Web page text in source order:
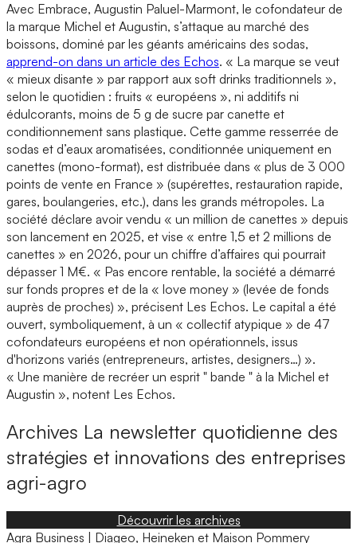
Avec Embrace, Augustin Paluel-Marmont, le cofondateur de
la marque Michel et Augustin, s’attaque au marché des
boissons, dominé par les géants américains des sodas,
apprend-on dans un article des Echos. « La marque se veut
« mieux disante » par rapport aux soft drinks traditionnels »,
selon le quotidien : fruits « européens », ni additifs ni
édulcorants, moins de 5 g de sucre par canette et
conditionnement sans plastique. Cette gamme resserrée de
sodas et d’eaux aromatisées, conditionnée uniquement en
canettes (mono-format), est distribuée dans « plus de 3 000
points de vente en France » (supérettes, restauration rapide,
gares, boulangeries, etc.), dans les grands métropoles. La
société déclare avoir vendu « un million de canettes » depuis
son lancement en 2025, et vise « entre 1,5 et 2 millions de
canettes » en 2026, pour un chiffre d’affaires qui pourrait
dépasser 1 M€. « Pas encore rentable, la société a démarré
sur fonds propres et de la « love money » (levée de fonds
auprès de proches) », précisent Les Echos. Le capital a été
ouvert, symboliquement, à un « collectif atypique » de 47
cofondateurs européens et non opérationnels, issus
d'horizons variés (entrepreneurs, artistes, designers…) ».
« Une manière de recréer un esprit " bande " à la Michel et
Augustin », notent Les Echos.
Archives La newsletter quotidienne des
stratégies et innovations des entreprises
agri-agro
Découvrir les archives
Agra Business | Diageo, Heineken et Maison Pommery